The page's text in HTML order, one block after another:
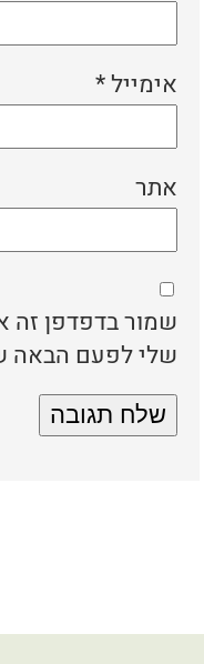
אימייל*
אתר
שמור בדפדפן זה
שלי לפעם הבאה